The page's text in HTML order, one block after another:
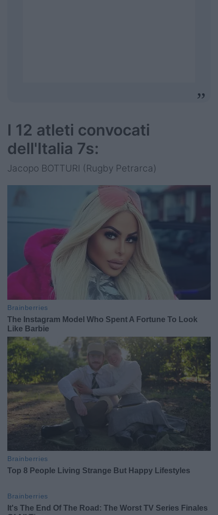
I 12 atleti convocati
dell'Italia 7s:
Jacopo BOTTURI (Rugby Petrarca)